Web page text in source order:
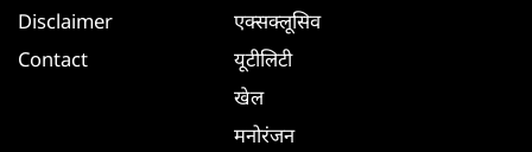
Disclaimer
Contact
एक्सक्लूसिव
यूटीलिटी
खेल
मनोरंजन